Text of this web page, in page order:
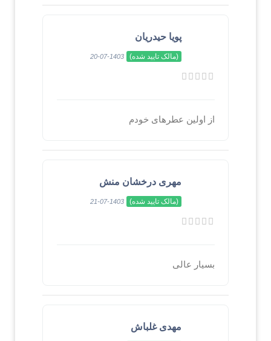
پویا حیدریان
(مالک تایید شده) 1403-07-20
از اولین عطرهای خودم
مهری درخشان منش
(مالک تایید شده) 1403-07-21
بسیار عالی
مهدی غلباش